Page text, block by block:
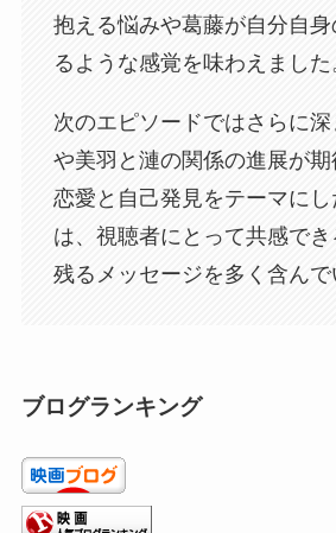
抱える悩みや葛藤が自分自
るような感覚を味わえました
次のエピソードではさらに
や美羽と漣の関係の進展が期
恋愛と自己発見をテーマに
は、視聴者にとって共感で
残るメッセージを多く含んで
ブログランキング